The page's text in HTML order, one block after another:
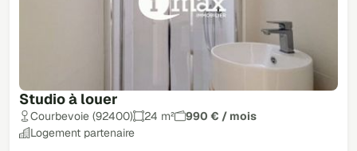
Studio à louer
Courbevoie (92400) 24 m²
990 € / mois
Logement partenaire